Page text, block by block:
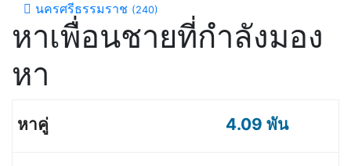
นครศรีธรรมราช (240)
หาเพื่อนชายที่กำลังมอง
หา
4.09 พัน